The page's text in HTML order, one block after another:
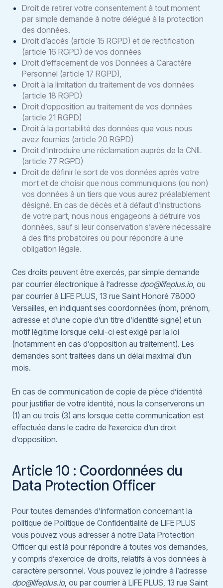
Droit de retirer votre consentement à tout moment
par simple demande à notre délégué à la protection
des données.
Droit d’accès (article 15 RGPD) et de rectification
(article 16 RGPD) de vos données
Droit d’effacement de vos Données à Caractère
Personnel (article 17 RGPD),
Droit à la limitation du traitement de vos données
(article 18 RGPD)
Droit d’opposition au traitement de vos données
(article 21 RGPD)
Droit à la portabilité des données que vous nous
avez fournies (article 20 RGPD)
Droit d’introduire une réclamation auprès de la CNIL
(article 77 RGPD)
Droit de définir le sort de vos données après votre
mort et de choisir que nous communiquions (ou non)
vos données à un tiers que vous aurez préalablement
désigné. En cas de décès et à défaut d’instructions
de votre part, nous nous engageons à détruire vos
données, sauf si leur conservation s’avère nécessaire
à des fins probatoires ou pour répondre à une
obligation légale.
Ces droits peuvent être exercés, par simple demande
par courrier électronique à l’adresse dpo@lifeplus.io, ou
par courrier à LIFE PLUS, 13 rue Saint Honoré 78000
Versailles, en indiquant ses coordonnées (nom, prénom,
adresse et d’une copie d’un titre d’identité signé) et un
motif légitime lorsque celui-ci est exigé par la loi
(notamment en cas d’opposition au traitement). Les
demandes sont traitées dans un délai maximal d’un
mois.
En cas de communication de copie de pièce d’identité
pour justifier de votre identité, nous la conserverons un
(1) an ou trois (3) ans lorsque cette communication est
effectuée dans le cadre de l’exercice d’un droit
d’opposition.
Article 10 : Coordonnées du
Data Protection Officer
Pour toutes demandes d’information concernant la
politique de Politique de Confidentialité de LIFE PLUS
vous pouvez vous adresser à notre Data Protection
Officer qui est là pour répondre à toutes vos demandes,
y compris d’exercice de droits, relatifs à vos données à
caractère personnel. Vous pouvez le joindre à l’adresse
dpo@lifeplus.io, ou par courrier à LIFE PLUS, 13 rue Saint